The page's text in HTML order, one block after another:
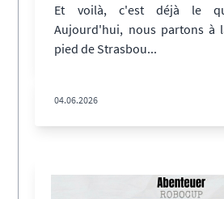
Et voilà, c'est déjà le
Aujourd'hui, nous partons à
pied de Strasbou...
04.06.2026